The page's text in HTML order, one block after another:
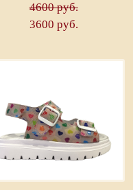
4600 руб.
3600 руб.